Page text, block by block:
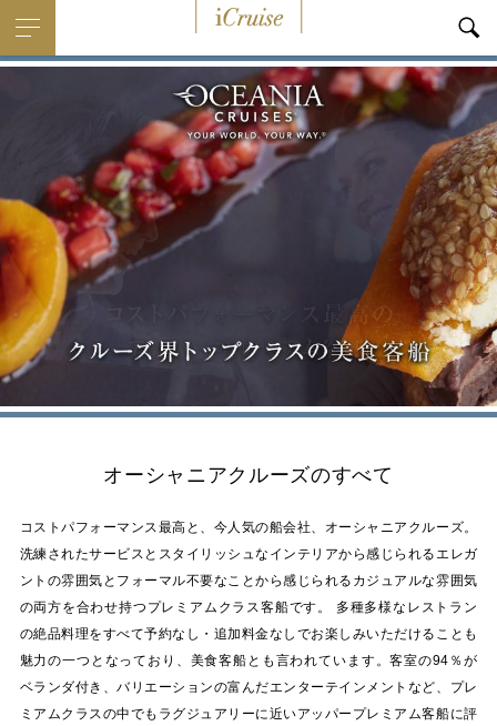
オーシャニアクルーズのすべて
コストパフォーマンス最高と、今人気の船会社、オーシャニアクルーズ。
洗練されたサービスとスタイリッシュなインテリアから感じられるエレガ
ントの雰囲気とフォーマル不要なことから感じられるカジュアルな雰囲気
の両方を合わせ持つプレミアムクラス客船です。 多種多様なレストラン
の絶品料理をすべて予約なし・追加料金なしでお楽しみいただけることも
魅力の一つとなっており、美食客船とも言われています。客室の94％が
ベランダ付き、バリエーションの富んだエンターテインメントなど、プレ
ミアムクラスの中でもラグジュアリーに近いアッパープレミアム客船に評